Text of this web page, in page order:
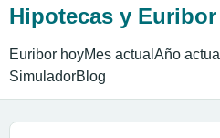
Hipotecas y Euribor
Euribor hoyMes actual Año actual
SimuladorBlog